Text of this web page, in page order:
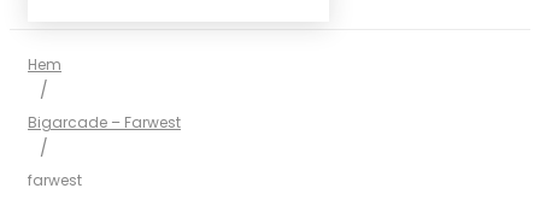
Hem
/
Bigarcade – Farwest
/
farwest